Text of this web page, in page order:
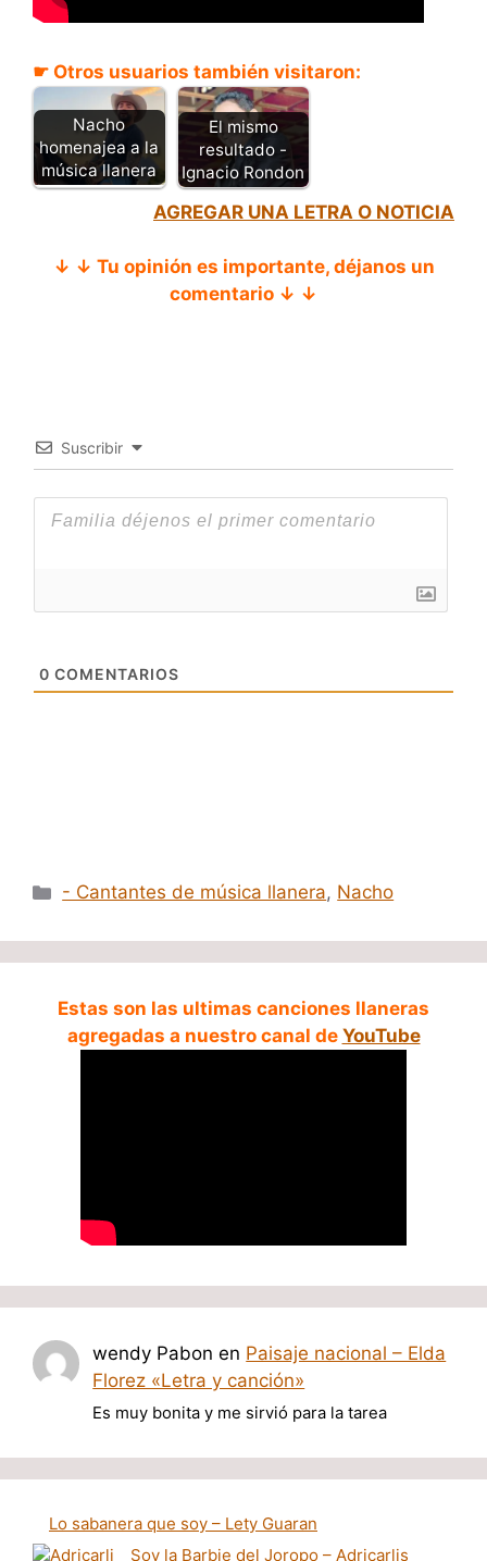
☛ Otros usuarios también visitaron:
Nacho
homenajea a la
música llanera
El mismo
resultado -
Ignacio Rondon
AGREGAR UNA LETRA O NOTICIA
↓ ↓ Tu opinión es importante, déjanos un
comentario ↓ ↓
Suscribir
0 COMENTARIOS
Categorías
- Cantantes de música llanera, Nacho
Estas son las ultimas canciones llaneras
agregadas a nuestro canal de YouTube
wendy Pabon en Paisaje nacional – Elda
Florez «Letra y canción»
Es muy bonita y me sirvió para la tarea
Lo sabanera que soy – Lety Guaran
Soy la Barbie del Joropo – Adricarlis